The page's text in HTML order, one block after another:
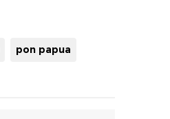
pon papua